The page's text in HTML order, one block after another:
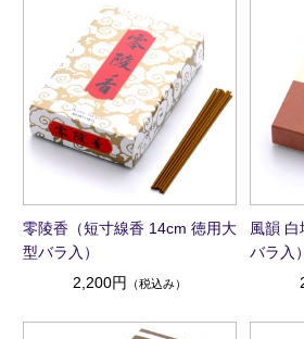
零陵香（短寸線香 14cm 徳用大
型バラ入）
2,200円 （税込み）
風韻
バラ入）